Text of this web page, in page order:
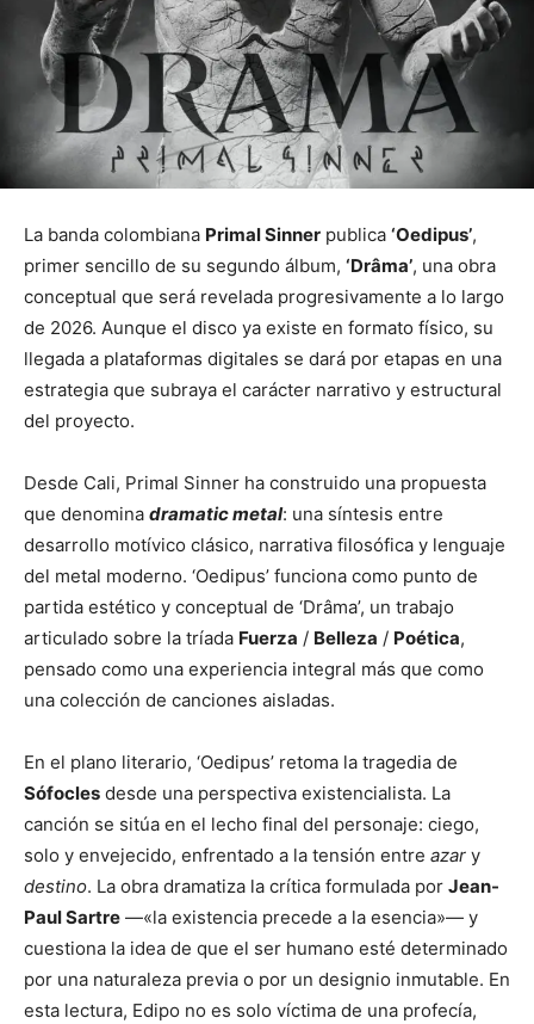
La banda colombiana Primal Sinner publica ‘Oedipus’,
primer sencillo de su segundo álbum, ‘Drâma’, una obra
conceptual que será revelada progresivamente a lo largo
de 2026. Aunque el disco ya existe en formato físico, su
llegada a plataformas digitales se dará por etapas en una
estrategia que subraya el carácter narrativo y estructural
del proyecto.
Desde Cali, Primal Sinner ha construido una propuesta
que denomina dramatic metal: una síntesis entre
desarrollo motívico clásico, narrativa filosófica y lenguaje
del metal moderno. ‘Oedipus’ funciona como punto de
partida estético y conceptual de ‘Drâma’, un trabajo
articulado sobre la tríada Fuerza / Belleza / Poética,
pensado como una experiencia integral más que como
una colección de canciones aisladas.
En el plano literario, ‘Oedipus’ retoma la tragedia de
Sófocles desde una perspectiva existencialista. La
canción se sitúa en el lecho final del personaje: ciego,
solo y envejecido, enfrentado a la tensión entre azar y
destino. La obra dramatiza la crítica formulada por Jean-
Paul Sartre —«la existencia precede a la esencia»— y
cuestiona la idea de que el ser humano esté determinado
por una naturaleza previa o por un designio inmutable. En
esta lectura, Edipo no es solo víctima de una profecía,